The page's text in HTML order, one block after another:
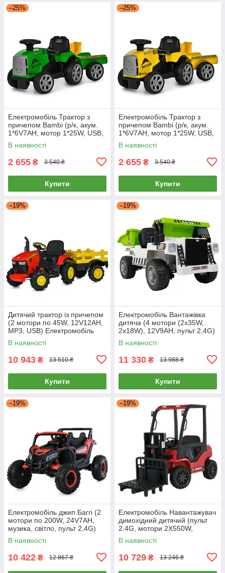
–25%
Електромобіль Трактор з
причепом Bambi (р/к, акум.
1*6V7AH, мотор 1*25W, USB,
BLUETOOTH, MP3) M
6346ER-5 Зелений
В наявності
2 655 ₴ 3 540 ₴
Купити
–25%
Електромобіль Трактор з
причепом Bambi (р/к, акум.
1*6V7AH, мотор 1*25W, USB,
BLUETOOTH, MP3) M
6346ER-6 Жовтий
В наявності
2 655 ₴ 3 540 ₴
Купити
–19%
Дитячий трактор із причепом
(2 мотори по 45W, 12V12AH,
MP3, USB) Електромобіль
Bambi M 4619ABLR-3
Червоний
В наявності
10 943 ₴ 13 510 ₴
Купити
–19%
Електромобіль Вантажівка
дитяча (4 мотори (2х35W,
2х18W), 12V9AH, пульт 2,4G)
Самоскид Bambi
JS3198EBLR-1 Білий
В наявності
11 330 ₴ 13 988 ₴
Купити
–19%
Електромобіль джип Баггі (2
мотори по 200W, 24V7AH,
музика, світло, пульт 2,4G)
Bambi M 6070EBLR-3(24V)
Червоний
В наявності
10 422 ₴ 12 867 ₴
–19%
Електромобіль Навантажувач
димохідний дитячий (пульт
2.4G, мотори 2X550W,
акумулятор 12V7AH, USB,
Mp3, підсвітка) BLS08
В наявності
10 729 ₴ 13 246 ₴